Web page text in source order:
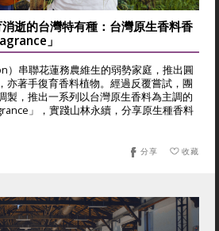
逝的台灣特有種：台灣原生香料香
」
）串聯花蓮務農維生的弱勢家庭，推出圓
亦著手復育香料植物。經過反覆嘗試，團
製，推出一系列以台灣原生香料為主調的
」，實踐山林永續，分享原生種香料
收藏
分享